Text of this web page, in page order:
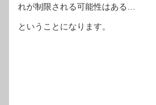
れが制限される可能性はある…
ということになります。